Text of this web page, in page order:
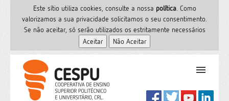
Este sítio utiliza cookies, consulte a nossa polí­tica. Como
valorizamos a sua privacidade solicitamos o seu consentimento.
Se não aceitar, só serão utilizados os estritamente necessários